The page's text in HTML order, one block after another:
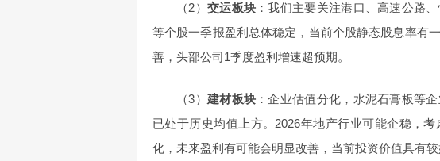
（2） 交运板块 ：我们主要关注港口、高速公路
等个股一季报盈利总体稳定，当前个股静态股息率有
善，头部公司1季度盈利增速超预期。
（3） 建材板块 ：企业估值分化，水泥石膏板等
已处于历史均值上方。2026年地产行业可能企稳，
化，未来盈利有可能会明显改善，当前投资价值具有较